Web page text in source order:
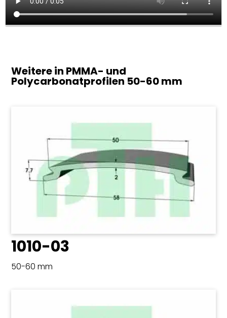
Weitere in PMMA- und
Polycarbonatprofilen 50-60 mm
1010-03
50-60 mm